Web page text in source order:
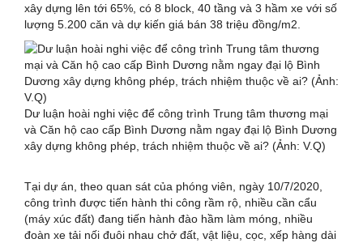
xây dựng lên tới 65%, có 8 block, 40 tầng và 3 hầm xe với số
lượng 5.200 căn và dự kiến giá bán 38 triệu đồng/m2.
Dư luận hoài nghi việc để công trình Trung tâm thương mại
và Căn hộ cao cấp Bình Dương nằm ngay đại lộ Bình Dương
xây dựng không phép, trách nhiệm thuộc về ai? (Ảnh: V.Q)
Tại dự án, theo quan sát của phóng viên, ngày 10/7/2020,
công trình được tiến hành thi công rầm rộ, nhiều cần cẩu
(máy xúc đất) đang tiến hành đào hầm làm móng, nhiều
đoàn xe tải nối đuôi nhau chở đất, vật liệu, cọc, xếp hàng dài